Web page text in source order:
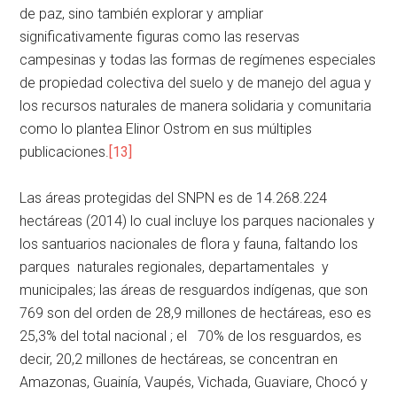
de paz, sino también explorar y ampliar
significativamente figuras como las reservas
campesinas y todas las formas de regímenes especiales
de propiedad colectiva del suelo y de manejo del agua y
los recursos naturales de manera solidaria y comunitaria
como lo plantea Elinor Ostrom en sus múltiples
publicaciones.[13]
Las áreas protegidas del SNPN es de 14.268.224
hectáreas (2014) lo cual incluye los parques nacionales y
los santuarios nacionales de flora y fauna, faltando los
parques naturales regionales, departamentales y
municipales; las áreas de resguardos indígenas, que son
769 son del orden de 28,9 millones de hectáreas, eso es
25,3% del total nacional ; el 70% de los resguardos, es
decir, 20,2 millones de hectáreas, se concentran en
Amazonas, Guainía, Vaupés, Vichada, Guaviare, Chocó y